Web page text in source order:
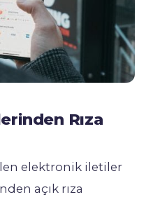
Rıza
elektronik iletiler
açık rıza